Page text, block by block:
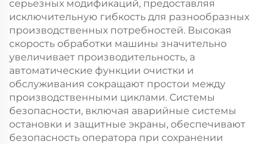
серьезных модификаций, предоставляя
исключительную гибкость для разнообразных
производственных потребностей. Высокая
скорость обработки машины значительно
увеличивает производительность, а
автоматические функции очистки и
обслуживания сокращают простои между
производственными циклами. Системы
безопасности, включая аварийные системы
остановки и защитные экраны, обеспечивают
безопасность оператора при сохранении